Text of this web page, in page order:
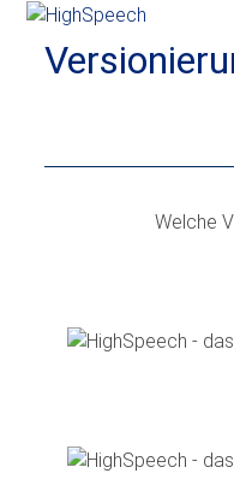
Skip
content
Open
mobile
Close
mobile
Welche